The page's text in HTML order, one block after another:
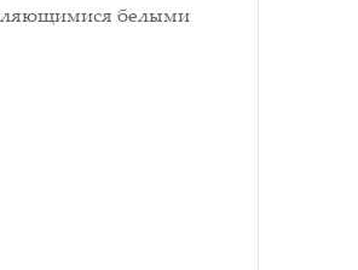
белыми